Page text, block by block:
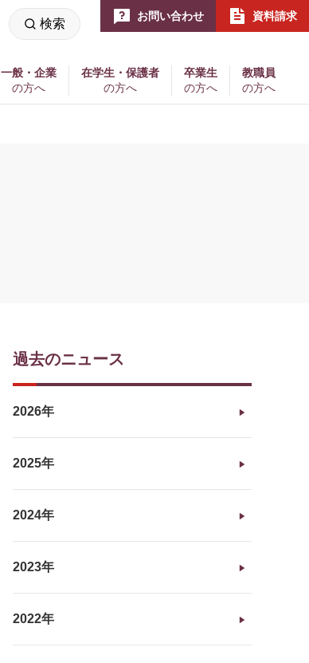
検索
お問い合わせ 資料請求
一般・企業
の方へ
在学生・保護者
の方へ
卒業生
の方へ
教職員
の方へ
過去のニュース
2026年
2025年
2024年
2023年
2022年